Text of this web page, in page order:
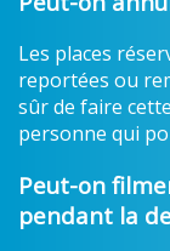
Les places
reportées ou
sûr de faire
personne qui
Peut-on
pendant la